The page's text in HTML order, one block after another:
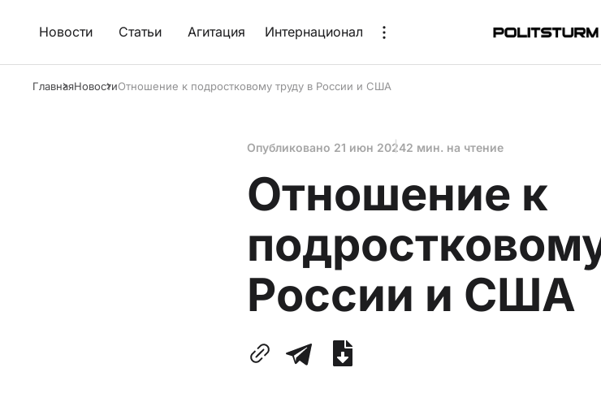
Новости Статьи Агитация Интернационал
ГлавнаяНовостиОтношение к подростковому труду в России и США
Опубликовано 21 июн 20242 мин. на чтение
Отношение к
России и США